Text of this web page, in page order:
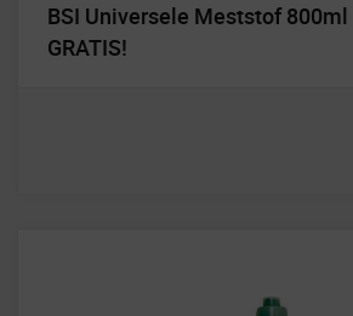
BSI Universele Meststof
GRATIS!